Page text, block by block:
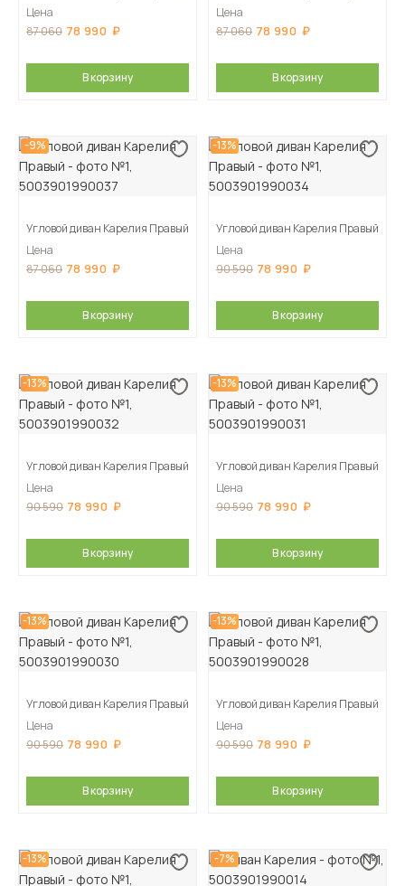
Цена
87 060 78 990
В корзину
Цена
87 060 78 990
В корзину
-9%
Угловой диван Карелия Правый
Цена
87 060 78 990
В корзину
-13%
Угловой диван Карелия Правый
Цена
90 590 78 990
В корзину
-13%
Угловой диван Карелия Правый
Цена
90 590 78 990
В корзину
-13%
Угловой диван Карелия Правый
Цена
90 590 78 990
В корзину
-13%
Угловой диван Карелия Правый
Цена
90 590 78 990
В корзину
-13%
Угловой диван Карелия Правый
Цена
90 590 78 990
В корзину
-13% -7%